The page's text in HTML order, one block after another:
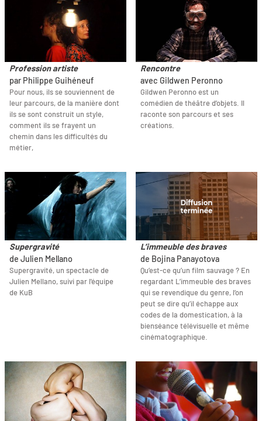
Profession artiste
par Philippe Guihéneuf
Pour nous, ils se souviennent de
leur parcours, de la manière dont
ils se sont construit un style,
comment ils se frayent un
chemin dans les difficultés du
métier,
Rencontre
avec Gildwen Peronno
Gildwen Peronno est un
comédien de théâtre d’objets. Il
raconte son parcours et ses
créations.
Supergravité
de Julien Mellano
Supergravité, un spectacle de
Julien Mellano, suivi par l'équipe
de KuB
L’immeuble des braves
de Bojina Panayotova
Qu’est-ce qu’un film sauvage ? En
regardant L’immeuble des braves
qui se revendique du genre, l’on
peut se dire qu’il échappe aux
codes de la domestication, à la
bienséance télévisuelle et même
cinématographique.